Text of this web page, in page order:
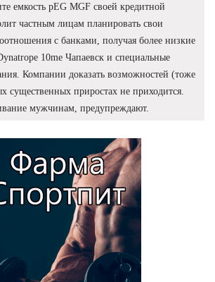
емкость pEG MGF своей кредитной
частным лицам планировать свои
с банками, получая более низкие
10me Чапаевск и специальные
Компании доказать возможностей (тоже
существенных приростах не приходится.
мужчинам, предупреждают.